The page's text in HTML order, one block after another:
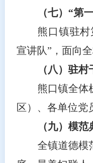
（七） “第
熊口镇驻
宣讲队”，面向
（八）驻
熊口镇全体
区）、各单位党
（九）模
全镇道德模